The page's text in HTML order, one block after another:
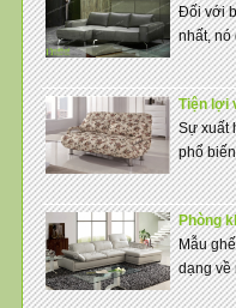
Đối với
nhất, nó
Tiện lợi
Sự xuất
phổ
Phòng
Mẫu
dạng về